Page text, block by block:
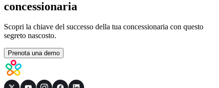
concessionaria
Scopri la chiave del successo della tua concessionaria con questo
segreto nascosto.
Prenota una demo